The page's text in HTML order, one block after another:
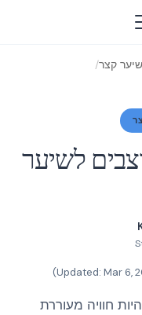
קצר/
לשיער
Mar 6,
)
חוויה מעוררת